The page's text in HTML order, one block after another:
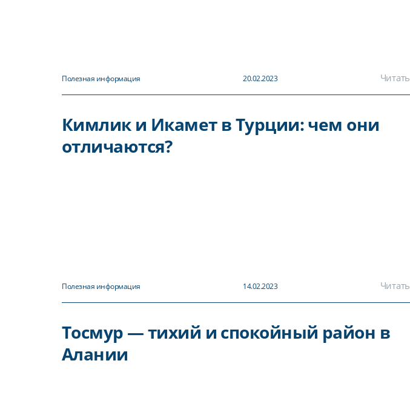
Полезная информация 20.02.2023 Читать
Кимлик и Икамет в Турции: чем они
отличаются?
Полезная информация 14.02.2023 Читать
Тосмур — тихий и спокойный район в
Алании